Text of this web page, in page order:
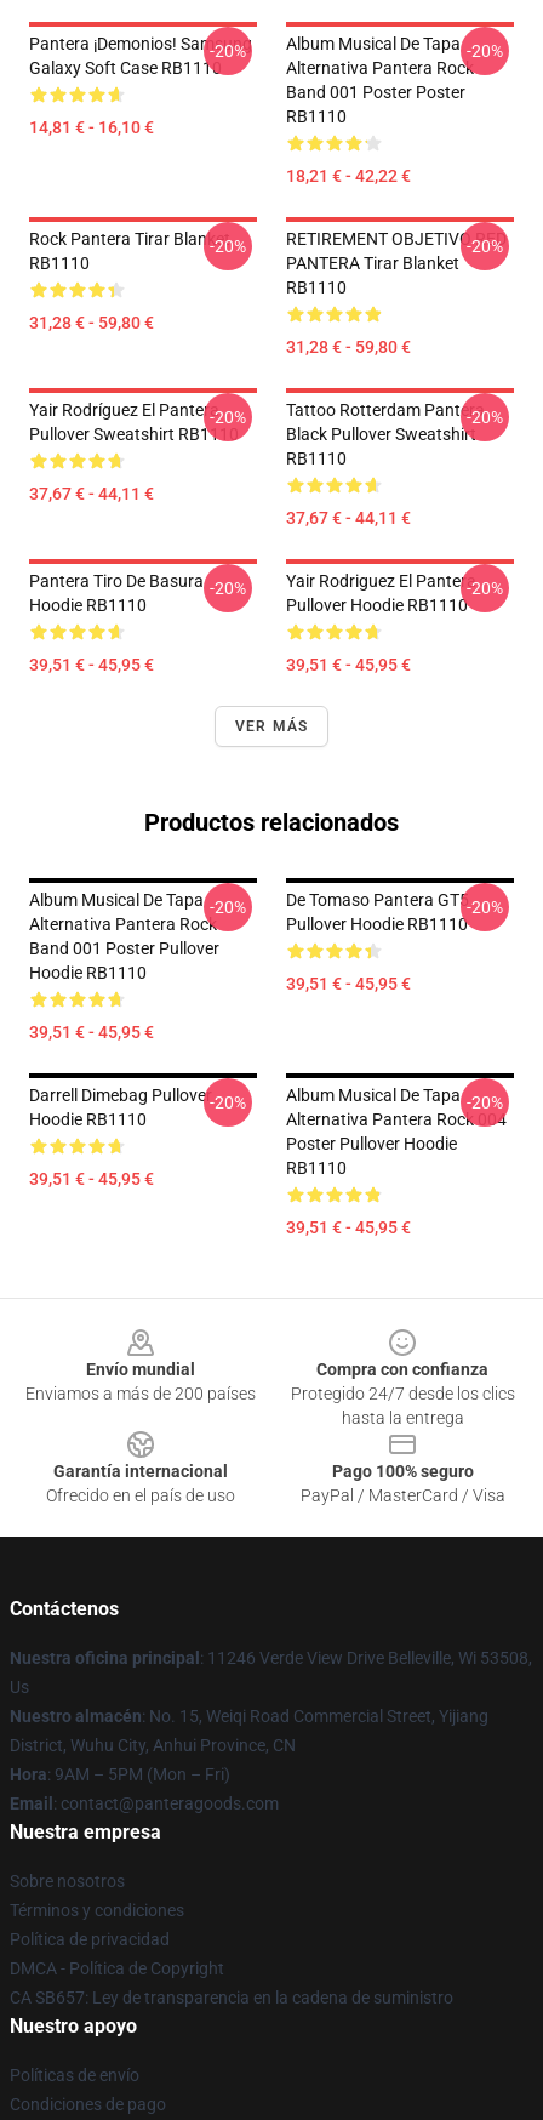
Pantera ¡Demonios! Samsung
Galaxy Soft Case RB1110
14,81 € - 16,10 €
-20%
Album Musical De Tapa
Alternativa Pantera Rock
Band 001 Poster Poster
RB1110
18,21 € - 42,22 €
-20%
Rock Pantera Tirar Blanket
RB1110
31,28 € - 59,80 €
-20%
RETIREMENT OBJETIVO RED
PANTERA Tirar Blanket
RB1110
31,28 € - 59,80 €
-20%
Yair Rodríguez El Pantera
Pullover Sweatshirt RB1110
37,67 € - 44,11 €
-20%
Tattoo Rotterdam Pantera
Black Pullover Sweatshirt
RB1110
37,67 € - 44,11 €
-20%
Pantera Tiro De Basura
Hoodie RB1110
39,51 € - 45,95 €
-20%
Yair Rodriguez El Pantera
Pullover Hoodie RB1110
39,51 € - 45,95 €
-20%
VER MÁS
Productos relacionados
Album Musical De Tapa
Alternativa Pantera Rock
Band 001 Poster Pullover
Hoodie RB1110
39,51 € - 45,95 €
-20%
De Tomaso Pantera GT5
Pullover Hoodie RB1110
39,51 € - 45,95 €
-20%
Darrell Dimebag Pullover
Hoodie RB1110
39,51 € - 45,95 €
-20%
Album Musical De Tapa
Alternativa Pantera Rock 004
Poster Pullover Hoodie
RB1110
39,51 € - 45,95 €
-20%
Envío mundial
Enviamos a más de 200 países
Compra con confianza
Protegido 24/7 desde los clics
hasta la entrega
Garantía internacional
Ofrecido en el país de uso
Pago 100% seguro
PayPal / MasterCard / Visa
Contáctenos
Nuestra oficina principal : 11246 Verde View Drive Belleville, Wi 53508,
Us
Nuestro almacén: No. 15, Weiqi Road Commercial Street, Yijiang
District, Wuhu City, Anhui Province, CN
Hora: 9AM – 5PM (Mon – Fri)
Email : contact@panteragoods.com
Nuestra empresa
Sobre nosotros
Términos y condiciones
Política de privacidad
DMCA - Política de Copyright
CA SB657: Ley de transparencia en la cadena de suministro
Nuestro apoyo
Políticas de envío
Condiciones de pago